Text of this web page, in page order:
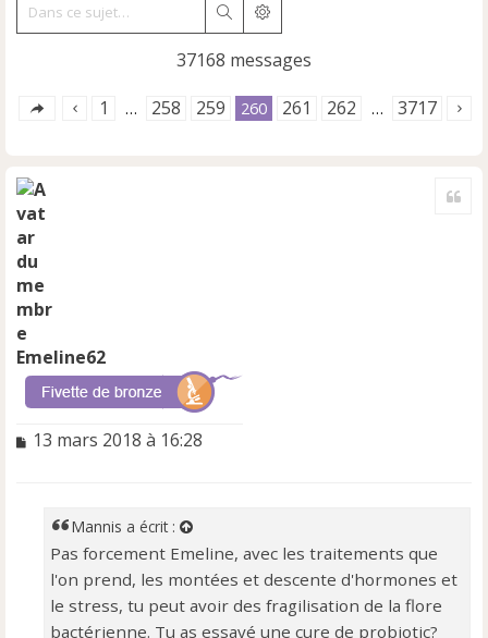
RechercherRecherche avancée
37168 messages
1 … 258 259 260 261 262 … 3717
Emeline62
M
13 mars 2018 à 16:28
Mannis a écrit :
Pas forcement Emeline, avec les traitements que
l'on prend, les montées et descente d'hormones et
le stress, tu peut avoir des fragilisation de la flore
bactérienne. Tu as essayé une cure de probiotic?